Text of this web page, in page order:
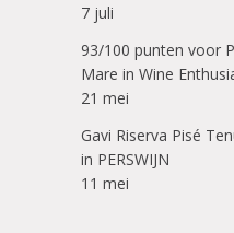
7 juli
93/100 punten voor
Mare in Wine
21 mei
Gavi Riserva Pisé
in PERSWIJN
11 mei